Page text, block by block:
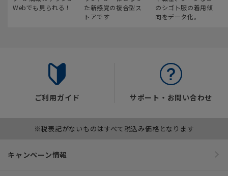
Webでも見られる！
た新感覚の複合型ス
トアです
のシゴト服の着用傾
向をデータ化。
ご利用ガイド サポート・お問い合わせ
※税表記がないものはすべて税込み価格となります
キャンペーン情報